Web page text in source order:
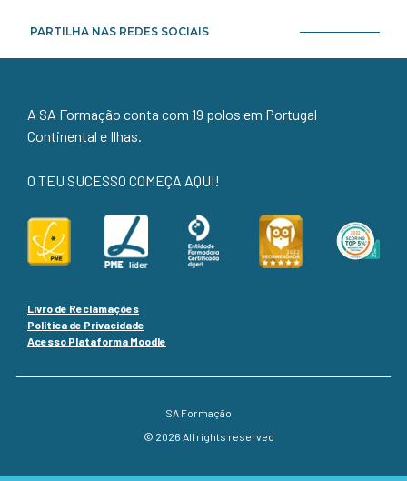
PARTILHA NAS REDES SOCIAIS
A SA Formação conta com 19 polos em Portugal
Continental e Ilhas.
O TEU SUCESSO COMEÇA AQUI!
Livro de Reclamações
Política de Privacidade
Acesso Plataforma Moodle
SA Formação
© 2026 All rights reserved